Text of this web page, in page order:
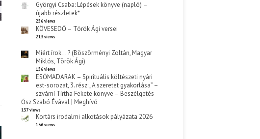
Györgyi Csaba: Lépések könyve (napló) –
újabb részletek*
256 views
KÖVESEDŐ – Török Ági versei
213 views
Miért írok… ? (Böszörményi Zoltán, Magyar
Miklós, Török Ági)
156 views
ESŐMADARAK – Spirituális költészeti nyári
est-sorozat, 3. rész: „A szeretet gyakorlása” –
szvámí Tírtha Fekete könyve – Beszélgetés
Ősz Szabó Évával | Meghívó
137 views
Kortárs irodalmi alkotások pályázata 2026
136 views